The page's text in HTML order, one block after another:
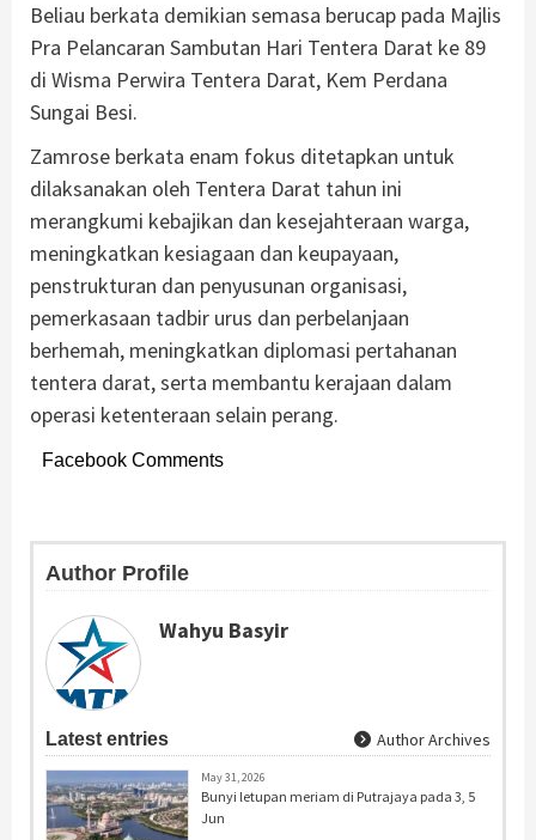
Beliau berkata demikian semasa berucap pada Majlis
Pra Pelancaran Sambutan Hari Tentera Darat ke 89
di Wisma Perwira Tentera Darat, Kem Perdana
Sungai Besi.
Zamrose berkata enam fokus ditetapkan untuk
dilaksanakan oleh Tentera Darat tahun ini
merangkumi kebajikan dan kesejahteraan warga,
meningkatkan kesiagaan dan keupayaan,
penstrukturan dan penyusunan organisasi,
pemerkasaan tadbir urus dan perbelanjaan
berhemah, meningkatkan diplomasi pertahanan
tentera darat, serta membantu kerajaan dalam
operasi ketenteraan selain perang.
Facebook Comments
Author Profile
Wahyu Basyir
Latest entries Author Archives
May 31, 2026
Bunyi letupan meriam di Putrajaya pada 3, 5
Jun